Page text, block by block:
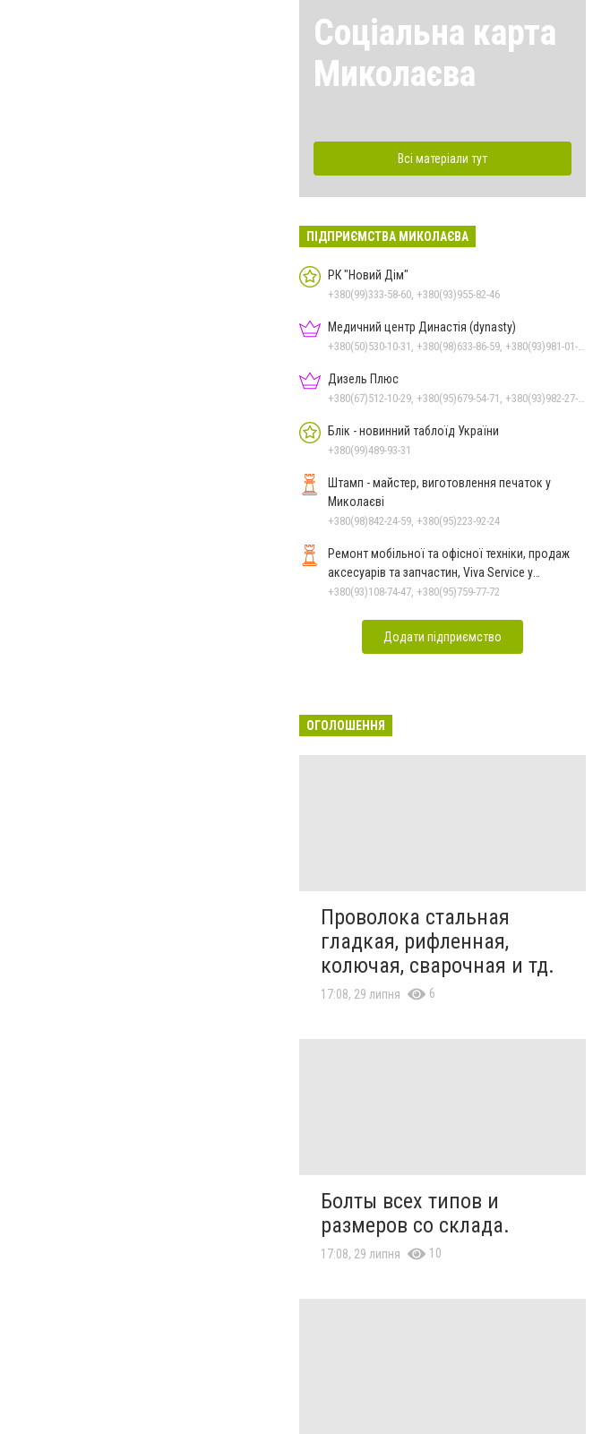
Соціальна карта
Миколаєва
Всі матеріали тут
ПІДПРИЄМСТВА МИКОЛАЄВА
РК "Новий Дім"
+380(99)333-58-60, +380(93)955-82-46
Медичний центр Династія (dynasty)
Дизель Плюс
Блік - новинний таблоїд України
+380(99)489-93-31
Штамп - майстер, виготовлення печаток у
Миколаєві
+380(98)842-24-59, +380(95)223-92-24
Ремонт мобільної та офісної техніки, продаж
аксесуарів та запчастин, Viva Service у
Миколаєві
+380(93)108-74-47, +380(95)759-77-72
Додати підприємство
ОГОЛОШЕННЯ
Проволока стальная
гладкая, рифленная,
колючая, сварочная и тд.
17:08, 29 липня 6
Болты всех типов и
размеров со склада.
17:08, 29 липня 10